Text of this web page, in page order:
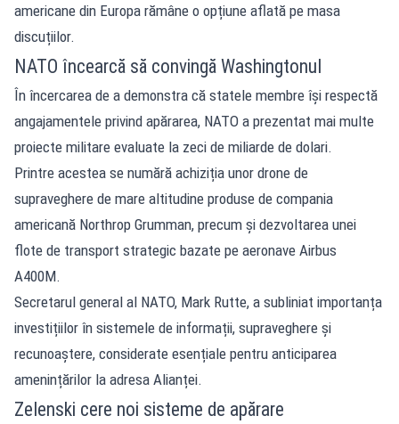
americane din Europa rămâne o opțiune aflată pe masa
discuțiilor.
NATO încearcă să convingă Washingtonul
În încercarea de a demonstra că statele membre își respectă
angajamentele privind apărarea, NATO a prezentat mai multe
proiecte militare evaluate la zeci de miliarde de dolari.
Printre acestea se numără achiziția unor drone de
supraveghere de mare altitudine produse de compania
americană Northrop Grumman, precum și dezvoltarea unei
flote de transport strategic bazate pe aeronave Airbus
A400M.
Secretarul general al NATO, Mark Rutte, a subliniat importanța
investițiilor în sistemele de informații, supraveghere și
recunoaștere, considerate esențiale pentru anticiparea
amenințărilor la adresa Alianței.
Zelenski cere noi sisteme de apărare